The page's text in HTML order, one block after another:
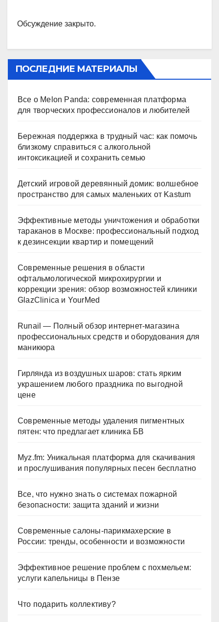
Обсуждение закрыто.
ПОСЛЕДНИЕ МАТЕРИАЛЫ
Все о Melon Panda: современная платформа
для творческих профессионалов и любителей
Бережная поддержка в трудный час: как помочь
близкому справиться с алкогольной
интоксикацией и сохранить семью
Детский игровой деревянный домик: волшебное
пространство для самых маленьких от Kastum
Эффективные методы уничтожения и обработки
тараканов в Москве: профессиональный подход
к дезинсекции квартир и помещений
Современные решения в области
офтальмологической микрохирургии и
коррекции зрения: обзор возможностей клиники
GlazClinica и YourMed
Runail — Полный обзор интернет-магазина
профессиональных средств и оборудования для
маникюра
Гирлянда из воздушных шаров: стать ярким
украшением любого праздника по выгодной
цене
Современные методы удаления пигментных
пятен: что предлагает клиника БВ
Myz.fm: Уникальная платформа для скачивания
и прослушивания популярных песен бесплатно
Все, что нужно знать о системах пожарной
безопасности: защита зданий и жизни
Современные салоны-парикмахерские в
России: тренды, особенности и возможности
Эффективное решение проблем с похмельем:
услуги капельницы в Пензе
Что подарить коллективу?